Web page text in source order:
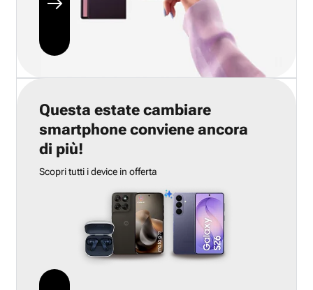
Questa estate cambiare
smartphone conviene ancora
di più!
Scopri tutti i device in offerta